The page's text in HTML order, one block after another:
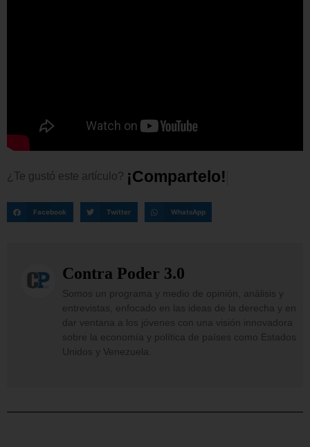
¿Te gustó este artículo? ¡Compartelo!
Facebook Twitter WhatsApp
Contra Poder 3.0
Somos un programa y medio de opinión, análisis y
entrevistas, enfocado en las ideas de la derecha y en
dar ventana a los jóvenes con una visión innovadora
sobre la economía y política de países como Estados
Unidos y Venezuela.